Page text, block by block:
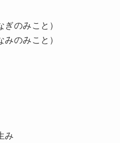
のみこと）
のみこと）
み